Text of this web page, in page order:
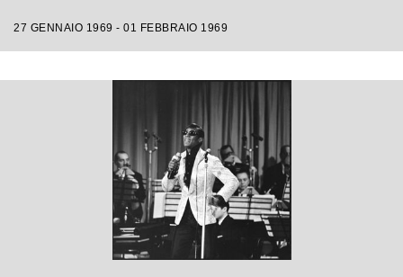
27 GENNAIO 1969 - 01 FEBBRAIO 1969